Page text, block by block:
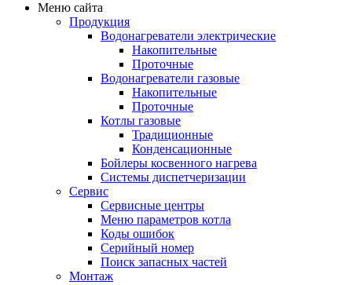
Меню сайта
Продукция
Водонагреватели электрические
Накопительные
Проточные
Водонагреватели газовые
Накопительные
Проточные
Котлы газовые
Традиционные
Конденсационные
Бойлеры косвенного нагрева
Системы диспетчеризации
Сервис
Сервисные центры
Меню параметров котла
Коды ошибок
Серийный номер
Поиск запасных частей
Монтаж